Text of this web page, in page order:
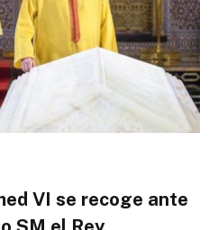
VI se recoge ante